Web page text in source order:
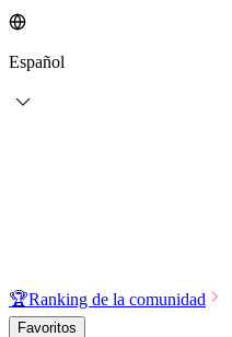
Español
🏆Ranking de la comunidad
Favoritos